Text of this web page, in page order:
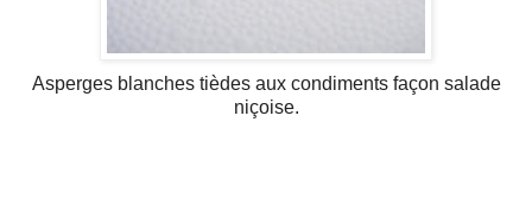
Asperges blanches tièdes aux condiments façon salade
niçoise.